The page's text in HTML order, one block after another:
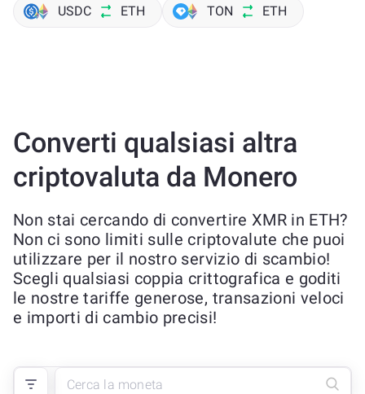
USDC ETH TON ETH
Converti qualsiasi altra
criptovaluta da Monero
Non stai cercando di convertire XMR in ETH?
Non ci sono limiti sulle criptovalute che puoi
utilizzare per il nostro servizio di scambio!
Scegli qualsiasi coppia crittografica e goditi
le nostre tariffe generose, transazioni veloci
e importi di cambio precisi!